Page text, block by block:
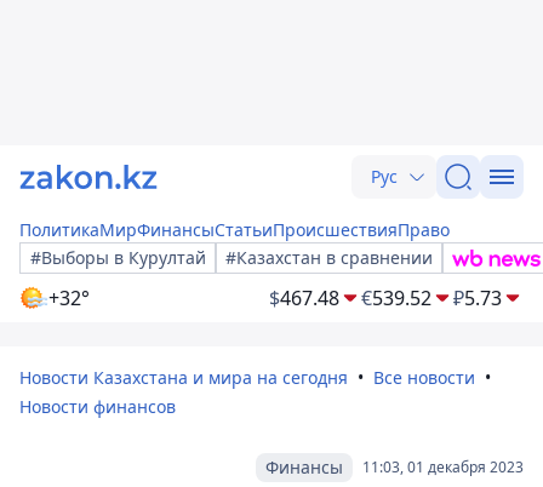
Рус
ПолитикаМирФинансыСтатьиПроисшествияПраво
#Выборы в Курултай
#Казахстан в сравнении
+32° $467.48 €539.52 ₽5.73
Новости Казахстана и мира на сегодня
Все новости
Новости финансов
11:03, 01 декабря 2023
Финансы